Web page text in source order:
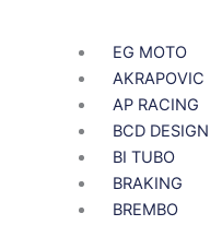
EG MOTO
AKRAPOVIC
AP RACING
BCD DESIGN
BI TUBO
BRAKING
BREMBO